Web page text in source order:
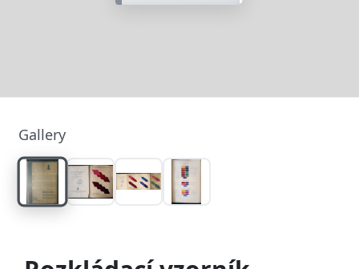
Gallery